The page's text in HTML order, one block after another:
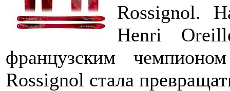
Rossignol.
Henri
французским
Rossignol стала